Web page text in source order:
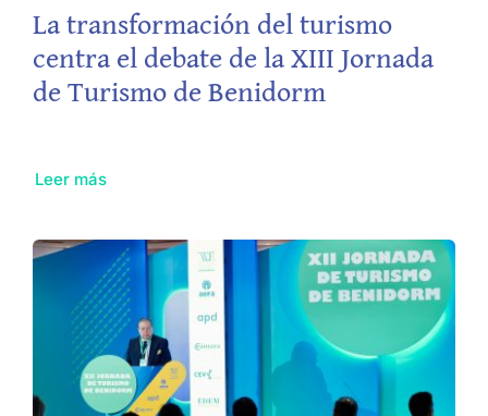
La transformación del turismo
centra el debate de la XIII Jornada
de Turismo de Benidorm
Leer más